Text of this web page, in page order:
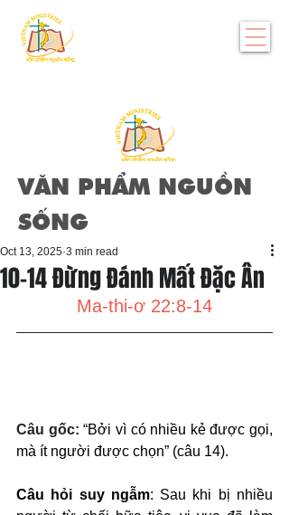
VĂN PHẨM NGUỒN
SỐNG
10-14 Đừng Đánh Mất Đặc Ân
Oct 13, 2025 3 min read
Ma-thi-ơ 22:8-14
Câu gốc: “Bởi vì có nhiều kẻ được gọi,
mà ít người được chọn” (câu 14).
Câu hỏi suy ngẫm: Sau khi bị nhiều